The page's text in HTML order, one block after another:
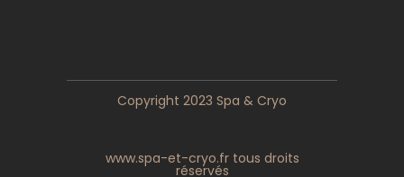
Copyright 2023 Spa & Cryo
www.spa-et-cryo.fr tous droits
réservés